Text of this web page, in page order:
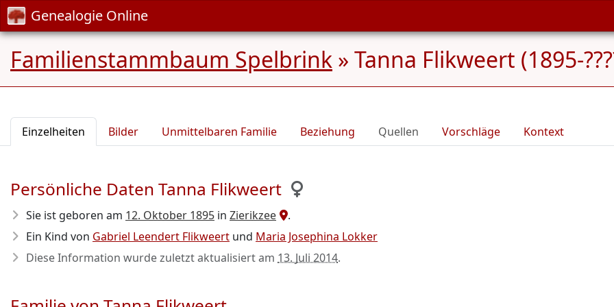
Genealogie Online
Familienstammbaum Spelbrink » Tanna Flikweert (1895-
Einzelheiten Bilder Unmittelbaren Familie Beziehung Quellen Vorschläge Kontext
Persönliche Daten Tanna Flikweert
Sie ist geboren am 12. Oktober 1895 in Zierikzee
.
Ein Kind von Gabriel Leendert Flikweert und Maria Josephina Lokker
Diese Information wurde zuletzt aktualisiert am 13. Juli 2014.